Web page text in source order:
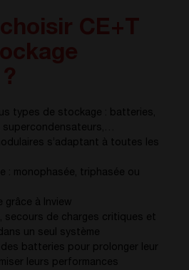
types de stockage : batteries,
supercondensateurs,…
s’adaptant à toutes les
: monophasée, triphasée ou
grâce à Inview
secours de charges critiques et
un seul système
batteries pour prolonger leur
leurs performances